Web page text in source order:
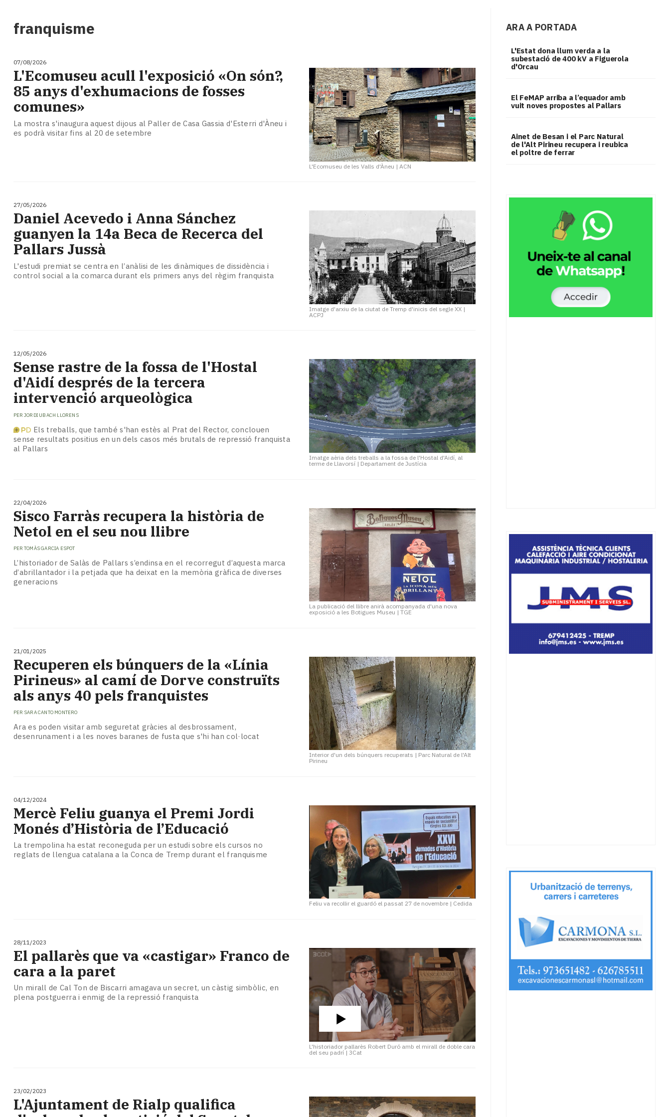
Cultura
tant!
TV
i
mitjans
El
temps
Reportatges
la
teva!
Subscriptors
La
newsletter
Pallars
franquisme
07/08/2026
L'Ecomuseu de les Valls d'Àneu | ACN
L'Ecomuseu acull l'exposició «On són?,
85 anys d'exhumacions de fosses
comunes»
La mostra s'inaugura aquest dijous al Paller de Casa Gassia d'Esterri d'Àneu i
es podrà visitar fins al 20 de setembre
27/05/2026
Imatge d'arxiu de la ciutat de Tremp d'inicis del segle XX |
ACPJ
Daniel Acevedo i Anna Sánchez
guanyen la 14a Beca de Recerca del
Pallars Jussà
L'estudi premiat se centra en l’anàlisi de les dinàmiques de dissidència i
control social a la comarca durant els primers anys del règim franquista
12/05/2026
Imatge aèria dels treballs a la fossa de l'Hostal d'Aidí, al
terme de Llavorsí | Departament de Justícia
Sense rastre de la fossa de l'Hostal
d'Aidí després de la tercera
intervenció arqueològica
PER JORDI UBACH LLORENS
Els treballs, que també s'han estès al Prat del Rector, conclouen
sense resultats positius en un dels casos més brutals de repressió franquista
al Pallars
22/04/2026
La publicació del llibre anirà acompanyada d'una nova
exposició a les Botigues Museu |TGE
Sisco Farràs recupera la història de
Netol en el seu nou llibre
PER TOMÀS GARCIA ESPOT
L’historiador de Salàs de Pallars s’endinsa en el recorregut d’aquesta marca
d’abrillantador i la petjada que ha deixat en la memòria gràfica de diverses
generacions
21/01/2025
Interior d'un dels búnquers recuperats | Parc Natural de l'Alt
Pirineu
Recuperen els búnquers de la «Línia
Pirineus» al camí de Dorve construïts
als anys 40 pels franquistes
PER SARA CANTO MONTERO
Ara es poden visitar amb seguretat gràcies al desbrossament,
desenrunament i a les noves baranes de fusta que s'hi han col·locat
04/12/2024
Feliu va recollir el guardó el passat 27 de novembre | Cedida
Mercè Feliu guanya el Premi Jordi
Monés d’Història de l’Educació
La trempolina ha estat reconeguda per un estudi sobre els cursos no
reglats de llengua catalana a la Conca de Tremp durant el franquisme
28/11/2023
L'historiador pallarès Robert Duró amb el mirall de doble cara
del seu padrí| 3Cat
El pallarès que va «castigar» Franco de
cara a la paret
Un mirall de Cal Ton de Biscarri amagava un secret, un càstig simbòlic, en
plena postguerra i enmig de la repressió franquista
23/02/2023
L'Ajuntament de Rialp qualifica
ARA A PORTADA
L'Estat dona llum verda a la
subestació de 400 kV a Figuerola
d'Orcau
El FeMAP arriba a l’equador amb
vuit noves propostes al Pallars
Ainet de Besan i el Parc Natural
de l'Alt Pirineu recupera i reubica
el poltre de ferrar